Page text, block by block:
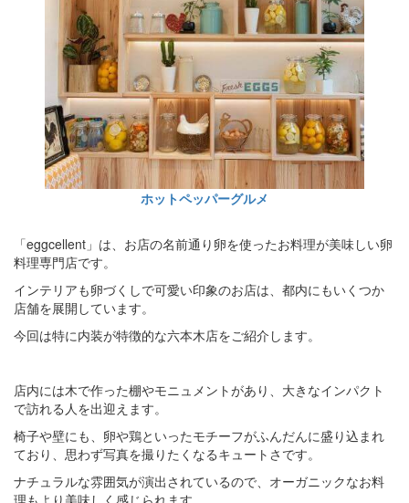
ホットペッパーグルメ
「eggcellent」は、お店の名前通り卵を使ったお料理が美味しい卵
料理専門店です。
インテリアも卵づくしで可愛い印象のお店は、都内にもいくつか
店舗を展開しています。
今回は特に内装が特徴的な六本木店をご紹介します。
店内には木で作った棚やモニュメントがあり、大きなインパクト
で訪れる人を出迎えます。
椅子や壁にも、卵や鶏といったモチーフがふんだんに盛り込まれ
ており、思わず写真を撮りたくなるキュートさです。
ナチュラルな雰囲気が演出されているので、オーガニックなお料
理もより美味しく感じられます。